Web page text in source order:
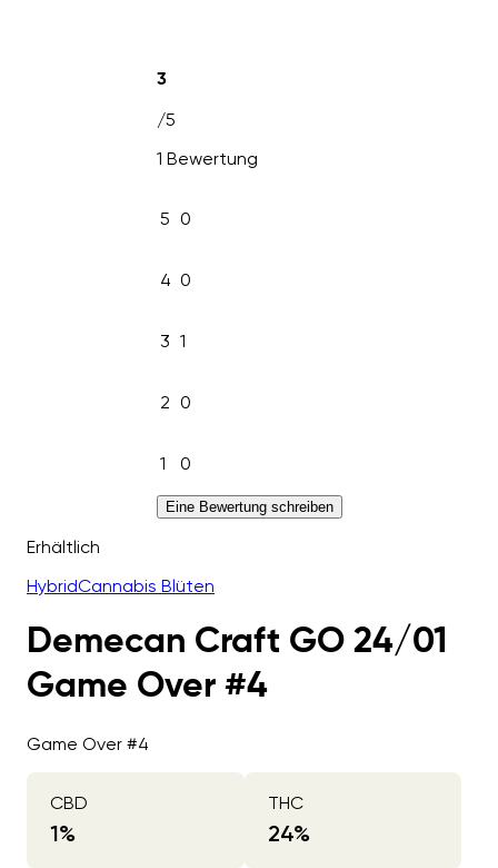
3
/5
1 Bewertung
5 0
4 0
3 1
2 0
1 0
Eine Bewertung schreiben
Erhältlich
HybridCannabis Blüten
Demecan Craft GO 24/01
Game Over #4
Game Over #4
CBD
1%
THC
24%